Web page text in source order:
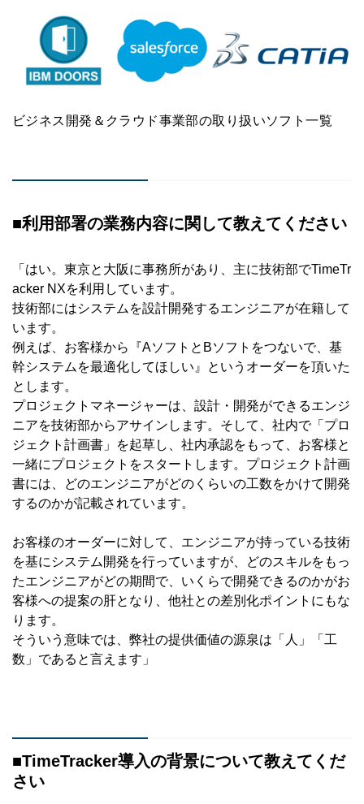
ビジネス開発＆クラウド事業部の取り扱いソフト一覧
■利用部署の業務内容に関して教えてください
「はい。東京と大阪に事務所があり、主に技術部でTimeTr
acker NXを利用しています。
技術部にはシステムを設計開発するエンジニアが在籍して
います。
例えば、お客様から『AソフトとBソフトをつないで、基
幹システムを最適化してほしい』というオーダーを頂いた
とします。
プロジェクトマネージャーは、設計・開発ができるエンジ
ニアを技術部からアサインします。そして、社内で「プロ
ジェクト計画書」を起草し、社内承認をもって、お客様と
一緒にプロジェクトをスタートします。プロジェクト計画
書には、どのエンジニアがどのくらいの工数をかけて開発
するのかが記載されています。
お客様のオーダーに対して、エンジニアが持っている技術
を基にシステム開発を行っていますが、どのスキルをもっ
たエンジニアがどの期間で、いくらで開発できるのかがお
客様への提案の肝となり、他社との差別化ポイントにもな
ります。
そういう意味では、弊社の提供価値の源泉は「人」「工
数」であると言えます」
■TimeTracker導入の背景について教えてくだ
さい